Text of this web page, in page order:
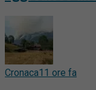
Cronaca11 ore fa